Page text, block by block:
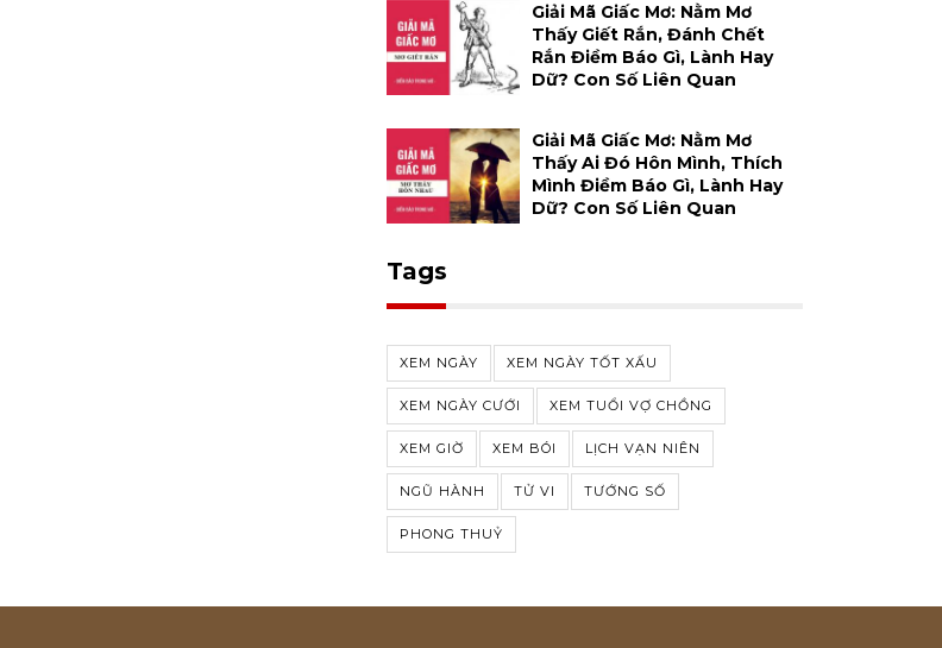
Giải Mã Giấc Mơ: Nằm Mơ
Thấy Giết Rắn, Đánh Chết
Rắn Điềm Báo Gì, Lành Hay
Dữ? Con Số Liên Quan
Giải Mã Giấc Mơ: Nằm Mơ
Thấy Ai Đó Hôn Mình, Thích
Mình Điềm Báo Gì, Lành Hay
Dữ? Con Số Liên Quan
Tags
XEM NGÀY XEM NGÀY TỐT XẤU
XEM NGÀY CƯỚI XEM TUỔI VỢ CHỒNG
XEM GIỜ XEM BÓI LỊCH VẠN NIÊN
NGŨ HÀNH TỬ VI TƯỚNG SỐ
PHONG THUỶ